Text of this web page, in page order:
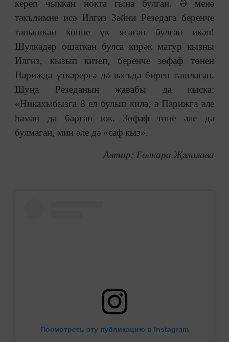
кереп чыккан нокта гына булган. Ә менә
тәкъдимне исә Илгиз Зәйни Резедага беренче
танышкан көнне үк ясаган булган икән!
Шулкадәр ошаткан булса кирәк матур кызны
Илгиз, кызып китеп, беренче зөфаф төнен
Парижда үткәрергә дә вәгъдә биреп ташлаган.
Шуңа Резеданың җавабы да кыска:
«Никахыбызга 8 ел булып килә, ә Парижга әле
һаман да барган юк. Зөфаф төне әле дә
булмаган, мин әле дә «саф кыз».
Автор: Гөлнара Җәлилова
Посмотреть эту публикацию в Instagram